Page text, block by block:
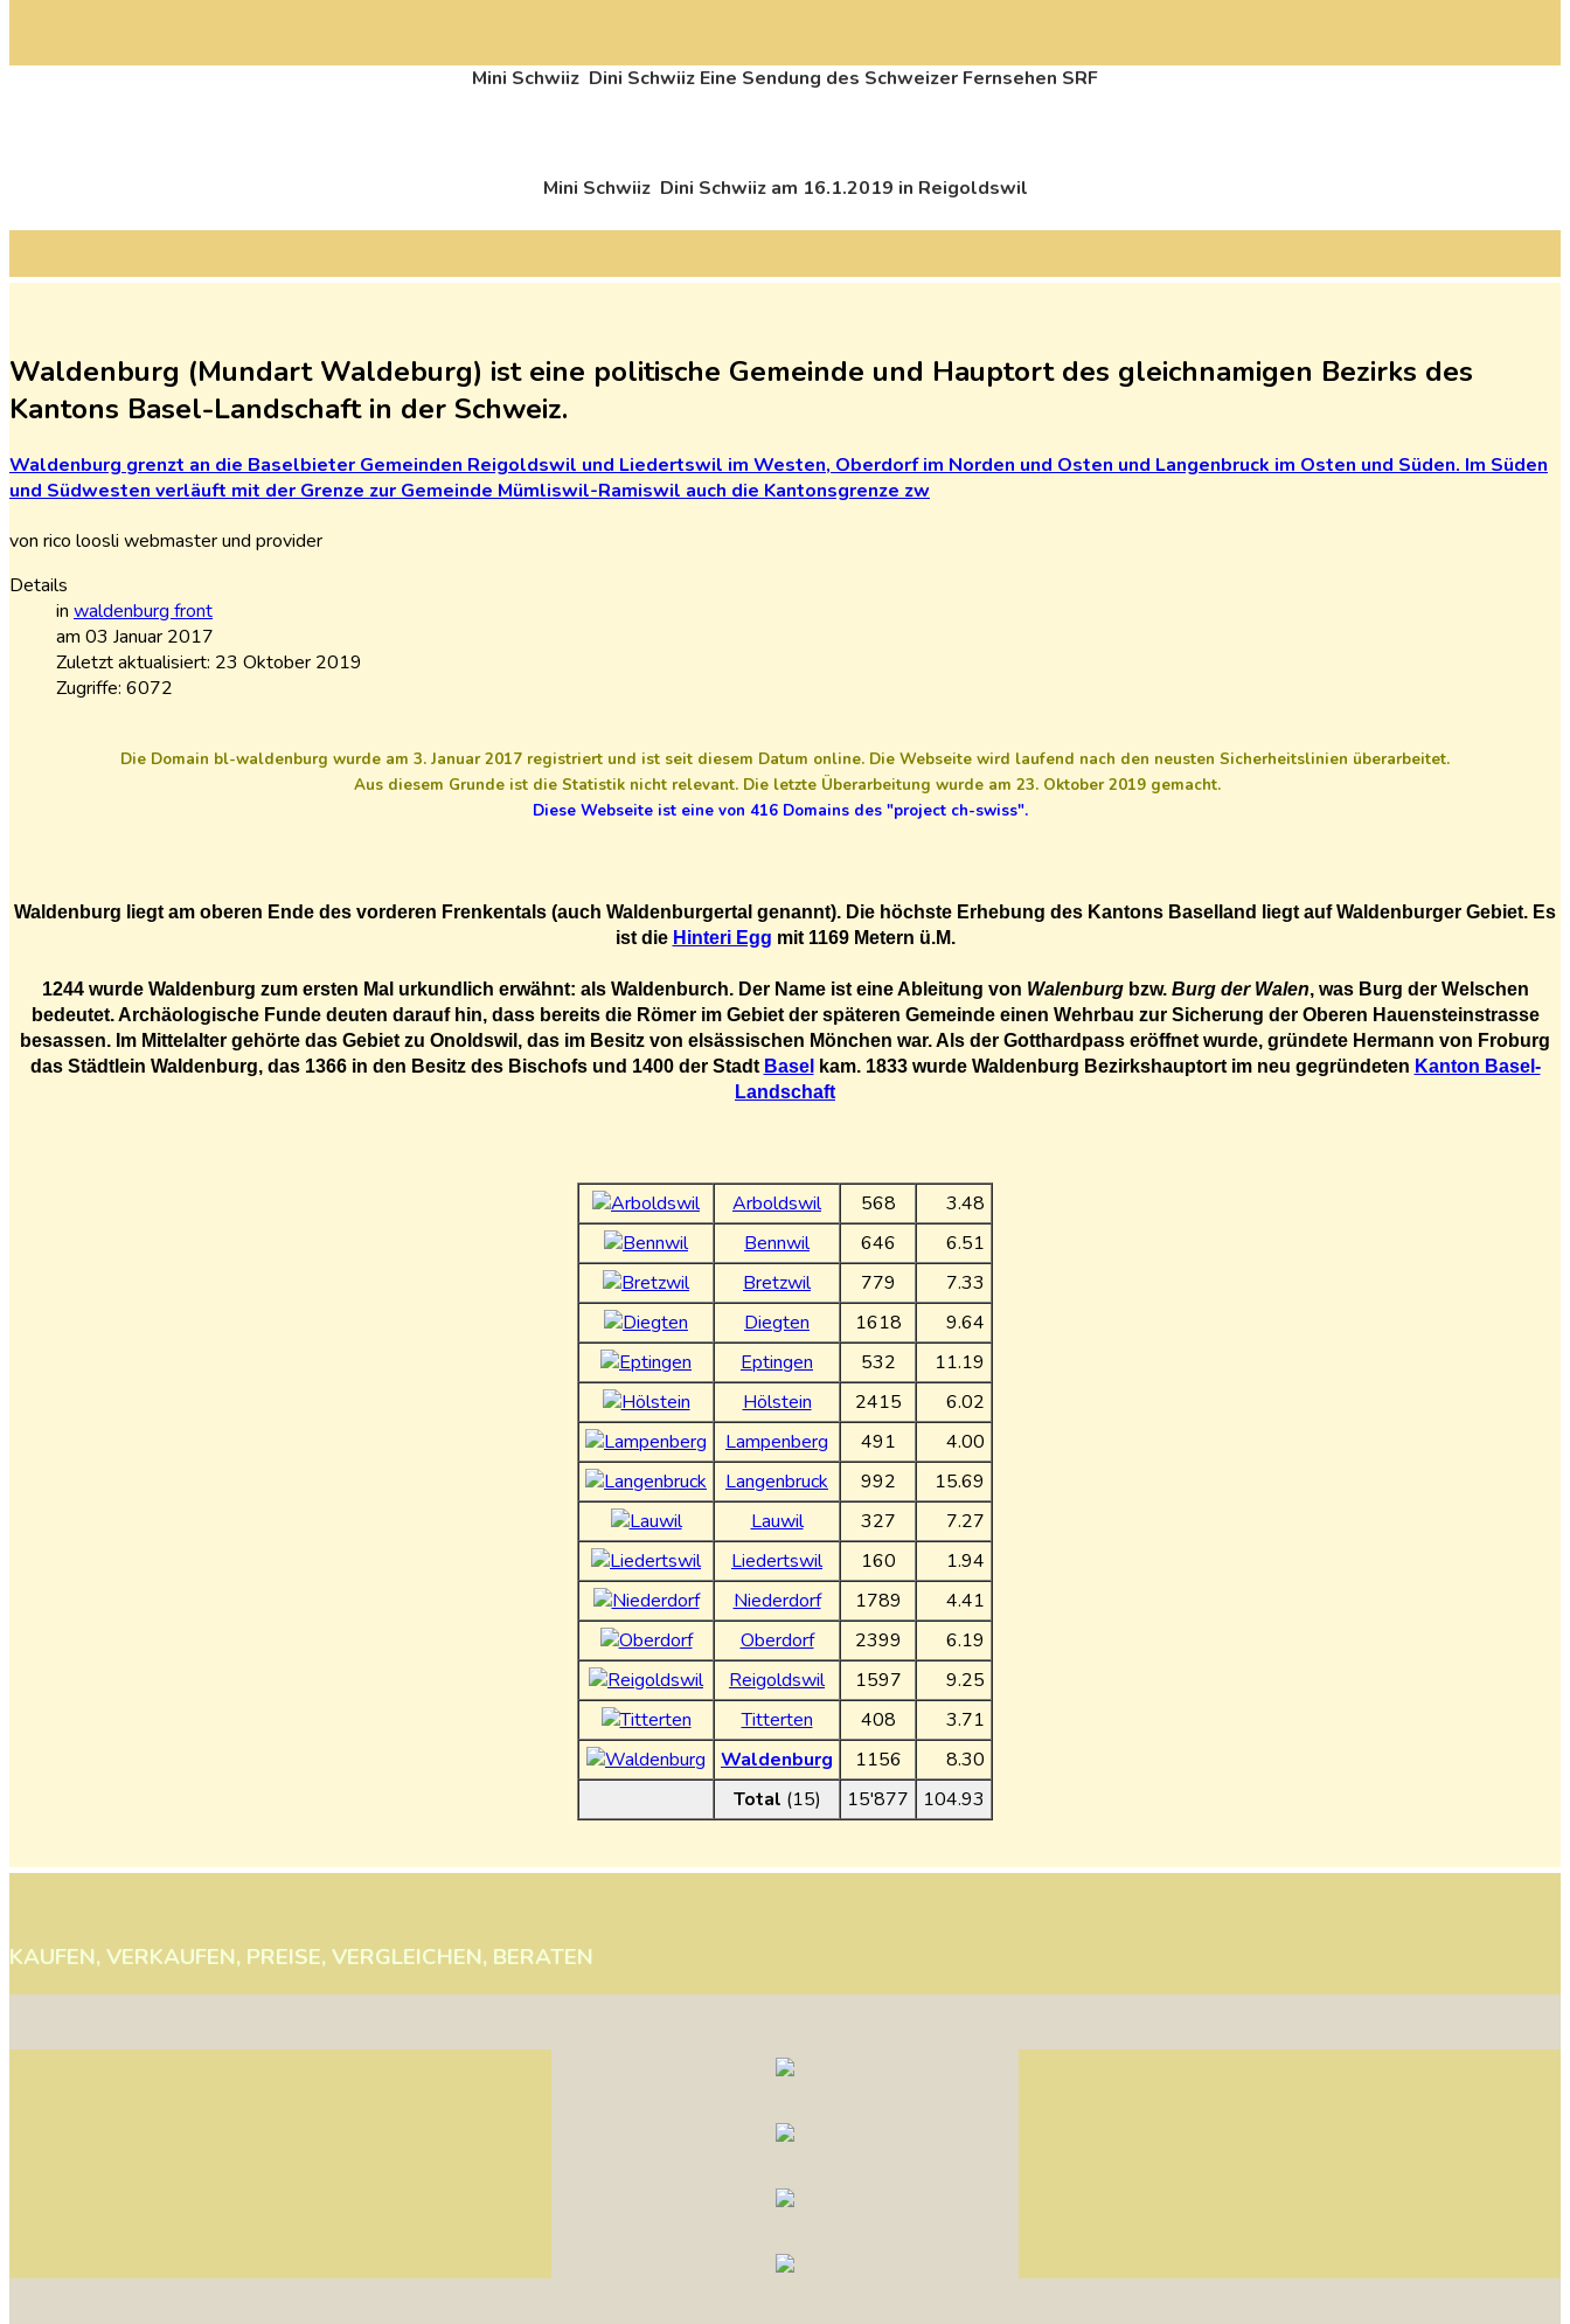
Mini Schwiiz Dini Schwiiz Eine Sendung des Schweizer Fernsehen SRF
Mini Schwiiz Dini Schwiiz am 16.1.2019 in Reigoldswil
Waldenburg (Mundart Waldeburg) ist eine politische Gemeinde und Hauptort des gleichnamigen Bezirks des
Kantons Basel-Landschaft in der Schweiz.
Waldenburg grenzt an die Baselbieter Gemeinden Reigoldswil und Liedertswil im Westen, Oberdorf im Norden und Osten und Langenbruck im Osten und Süden. Im Süden
und Südwesten verläuft mit der Grenze zur Gemeinde Mümliswil-Ramiswil auch die Kantonsgrenze zw
von rico loosli webmaster und provider
Details
in waldenburg front
am 03 Januar 2017
Zuletzt aktualisiert: 23 Oktober 2019
Zugriffe: 6072
Die Domain bl-waldenburg wurde am 3. Januar 2017 registriert und ist seit diesem Datum online. Die Webseite wird laufend nach den neusten Sicherheitslinien überarbeitet.
Aus diesem Grunde ist die Statistik nicht relevant. Die letzte Überarbeitung wurde am 23. Oktober 2019 gemacht.
Diese Webseite ist eine von 416 Domains des "project ch-swiss".
Waldenburg liegt am oberen Ende des vorderen Frenkentals (auch Waldenburgertal genannt). Die höchste Erhebung des Kantons Baselland liegt auf Waldenburger Gebiet. Es
ist die Hinteri Egg mit 1169 Metern ü.M.
1244 wurde Waldenburg zum ersten Mal urkundlich erwähnt: als Waldenburch. Der Name ist eine Ableitung von Walenburgbzw. Burg der Walen, was Burg der Welschen
bedeutet. Archäologische Funde deuten darauf hin, dass bereits die Römer im Gebiet der späteren Gemeinde einen Wehrbau zur Sicherung der Oberen Hauensteinstrasse
besassen. Im Mittelalter gehörte das Gebiet zu Onoldswil, das im Besitz von elsässischen Mönchen war. Als der Gotthardpass eröffnet wurde, gründete Hermann von Froburg
das Städtlein Waldenburg, das 1366 in den Besitz des Bischofs und 1400 der Stadt Basel kam. 1833 wurde Waldenburg Bezirkshauptort im neu gegründeten Kanton Basel-
Landschaft
Arboldswil 568
3.48
Bennwil
646
6.51
Bretzwil
779
7.33
Diegten
1618
9.64
Eptingen
532
11.19
Hölstein
2415
6.02
Lampenberg
491
4.00
Langenbruck
992
15.69
Lauwil
327
7.27
Liedertswil
160
1.94
Niederdorf
1789
4.41
Oberdorf
2399
6.19
Reigoldswil
1597
9.25
Titterten
408
3.71
Waldenburg
1156
8.30
Total (15) 15'877 104.93
KAUFEN, VERKAUFEN, PREISE, VERGLEICHEN, BERATEN